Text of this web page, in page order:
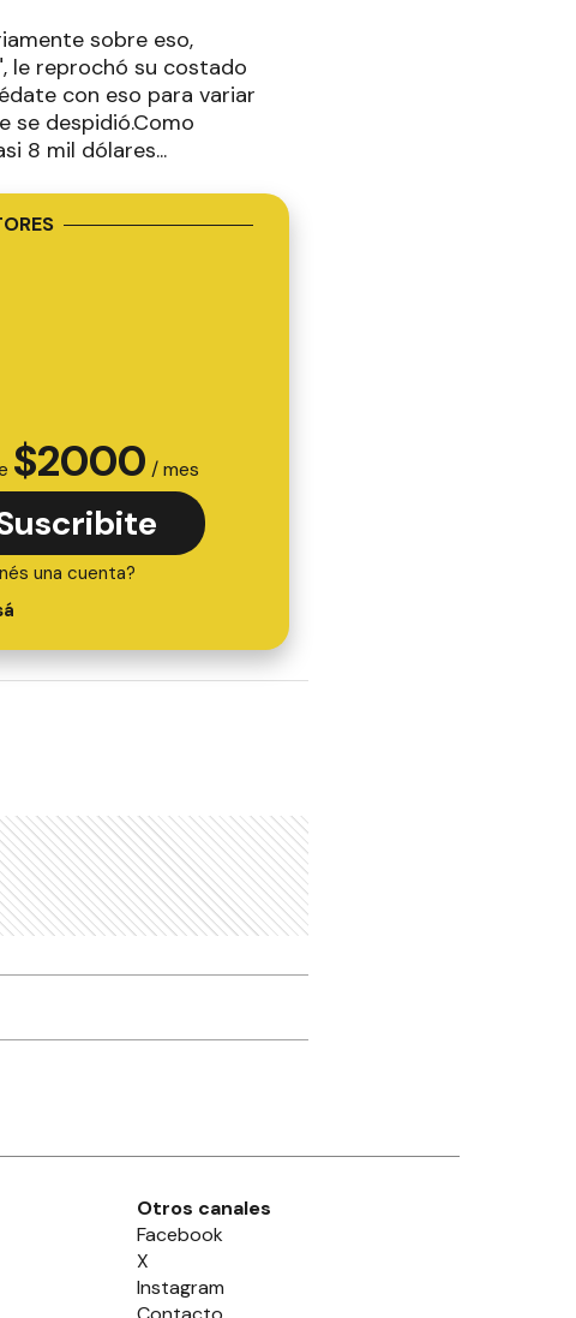
sobre eso,
le reprochó su costado
con eso para variar
se despidió.Como
8 mil dólares...
$2000 / mes
una cuenta?
Otros canales
Facebook
X
Instagram